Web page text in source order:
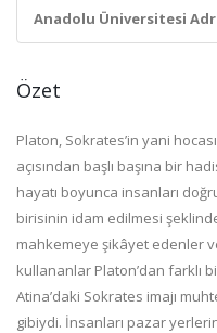
Anadolu Üniversitesi
Özet
Platon, Sokrates’in yani
açısından başlı başına bir
hayatı boyunca insanları
birisinin idam edilmesi
mahkemeye şikâyet edenler
kullananlar Platon’dan farklı
Atina’daki Sokrates imajı
gibiydi. İnsanları pazar